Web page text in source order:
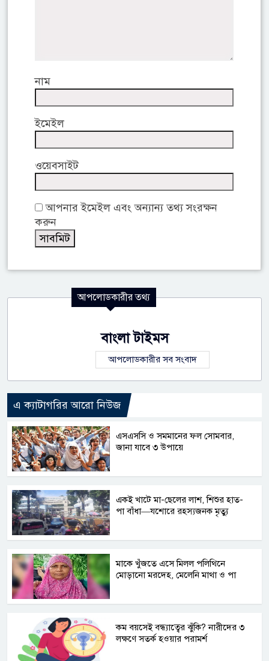
নাম
ইমেইল
ওয়েবসাইট
আপনার ইমেইল এবং অন্যান্য তথ্য সংরক্ষন
করুন
আপলোডকারীর তথ্য
বাংলা টাইমস
আপলোডকারীর সব সংবাদ
এ ক্যাটাগরির আরো নিউজ
এসএসসি ও সমমানের ফল সোমবার,
জানা যাবে ৩ উপায়ে
একই খাটে মা-ছেলের লাশ, শিশুর হাত-
পা বাঁধা—যশোরে রহস্যজনক মৃত্যু
মাকে খুঁজতে এসে মিলল পলিথিনে
মোড়ানো মরদেহ, মেলেনি মাথা ও পা
কম বয়সেই বন্ধ্যাত্বের ঝুঁকি? নারীদের ৩
লক্ষণে সতর্ক হওয়ার পরামর্শ